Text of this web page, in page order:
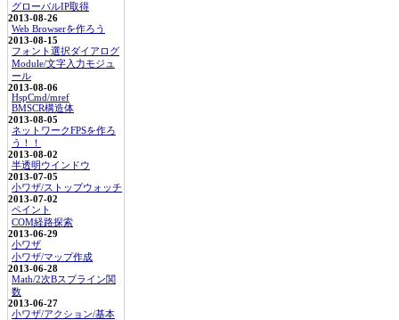
グローバルIP取得
2013-08-26
Web Browserを作ろう
2013-08-15
フォント選択ダイアログ
Module/文字入力モジュ
ール
2013-08-06
HspCmd/mref
BMSCR構造体
2013-08-05
ネットワークFPSを作ろ
う！！
2013-08-02
半透明ウインドウ
2013-07-05
小ワザ/ストップウォッチ
2013-07-02
ペイント
COM経路探索
2013-06-29
小ワザ
小ワザ/マップ作成
2013-06-28
Math/2次Bスプライン関
数
2013-06-27
小ワザ/アクション/基本